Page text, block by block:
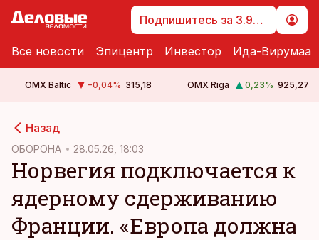
Подпишитесь за 3.99 €
Все новости Эпицентр Инвестор Ида-Вирумаа
OMX Baltic −0,04% 315,18 OMX Riga 0,23% 925,27
Назад
ОБОРОНА 28.05.26, 18:03
Норвегия подключается к
ядерному сдерживанию
Франции. «Европа должна